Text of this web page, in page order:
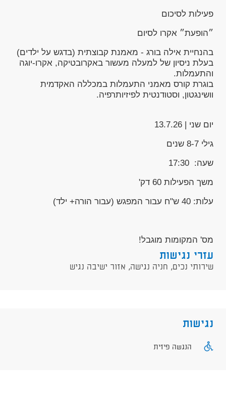
פעילות לסיכום
״הופעת״ אקרו לסיום
בהנחיית אילה בורג - מאמנת קבוצתית (בדגש על ילדים)
בעלת ניסיון של למעלה מעשור באקרובטיקה, אקרו-יוגה
והתעמלות.
בוגרת קורס מאמני התעמלות במכללה האקדמית
וושינגטון, וסטודנטית לפיזיותרפיה.
יום שני | 13.7.26
גילי 8-7 שנים
שעה: 17:30
משך הפעילות 60 דק'
עלות: 40 ש"ח עבור המפגש (עבור הורה+ ילד)
מס' המקומות מוגבל!
עזרי נגישות
שירותי נכים, חניה נגישה, אזור ישיבה נגיש
נגישות
הנגשה פיזית